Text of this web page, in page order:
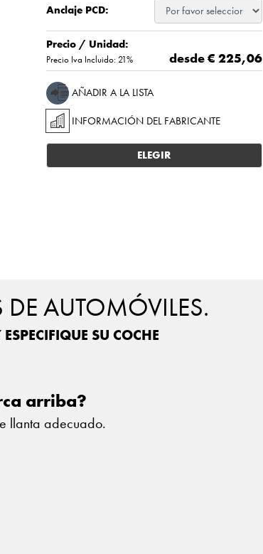
Anclaje PCD:
Precio / Unidad:
Precio Iva Incluido: 21% desde €225,06
AÑADIR A LA LISTA
INFORMACIÓN DEL FABRICANTE
ELEGIR
DE AUTOMÓVILES.
SU COCHE
arriba?
llanta adecuado.